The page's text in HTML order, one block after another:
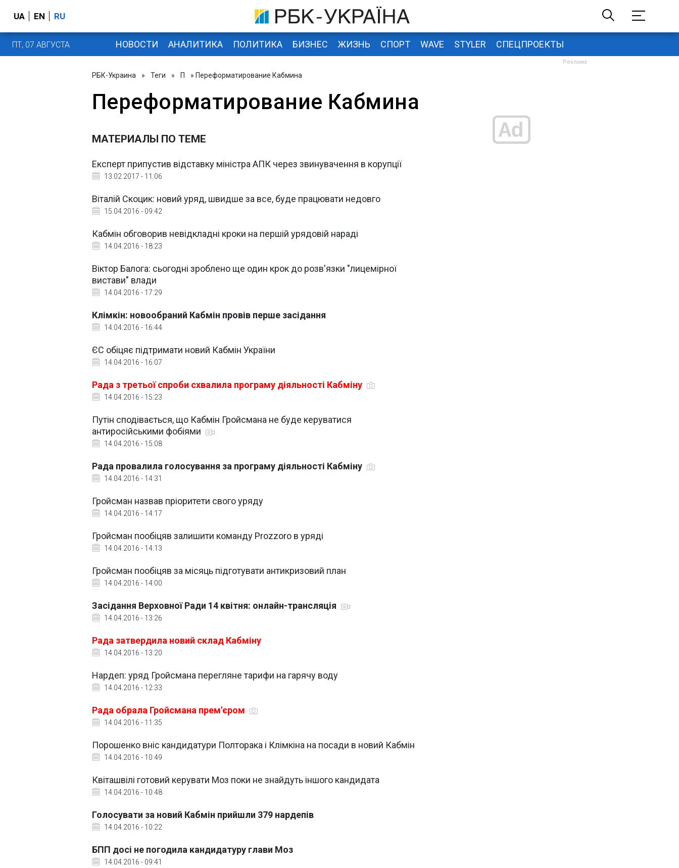
UA EN RU
ПТ, 07 АВГУСТА НОВОСТИ АНАЛИТИКА ПОЛИТИКА БИЗНЕС ЖИЗНЬ СПОРТ WAVE STYLER СПЕЦПРОЕКТЫ
РБК-Украина » Теги » П » Переформатирование Кабмина
Переформатирование Кабмина
МАТЕРИАЛЫ ПО ТЕМЕ
Експерт припустив відставку міністра АПК через звинувачення в корупції
13.02.2017 - 11:06
Віталій Скоцик: новий уряд, швидше за все, буде працювати недовго
15.04.2016 - 09:42
Кабмін обговорив невідкладні кроки на першій урядовій нараді
14.04.2016 - 18:23
Віктор Балога: сьогодні зроблено ще один крок до розв'язки "лицемірної
вистави" влади
14.04.2016 - 17:29
Клімкін: новообраний Кабмін провів перше засідання
14.04.2016 - 16:44
ЄС обіцяє підтримати новий Кабмін України
14.04.2016 - 16:07
Рада з третьої спроби схвалила програму діяльності Кабміну
14.04.2016 - 15:23
Путін сподівається, що Кабмін Гройсмана не буде керуватися
антиросійськими фобіями
14.04.2016 - 15:08
Рада провалила голосування за програму діяльності Кабміну
14.04.2016 - 14:31
Гройсман назвав пріоритети свого уряду
14.04.2016 - 14:17
Гройсман пообіцяв залишити команду Prozzoro в уряді
14.04.2016 - 14:13
Гройсман пообіцяв за місяць підготувати антикризовий план
14.04.2016 - 14:00
Засідання Верховної Ради 14 квітня: онлайн-трансляція
14.04.2016 - 13:26
Рада затвердила новий склад Кабміну
14.04.2016 - 13:20
Нардеп: уряд Гройсмана перегляне тарифи на гарячу воду
14.04.2016 - 12:33
Рада обрала Гройсмана прем'єром
14.04.2016 - 11:35
Порошенко вніс кандидатури Полторака і Клімкіна на посади в новий Кабмін
14.04.2016 - 10:49
Квіташвілі готовий керувати Моз поки не знайдуть іншого кандидата
14.04.2016 - 10:48
Голосувати за новий Кабмін прийшли 379 нардепів
14.04.2016 - 10:22
БПП досі не погодила кандидатуру глави Моз
14.04.2016 - 09:41